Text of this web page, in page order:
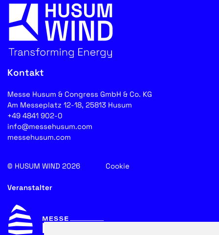
Kontakt
Messe Husum & Congress GmbH & Co. KG
Am Messeplatz 12-18, 25813 Husum
+49 4841 902-0
info@messehusum.com
messehusum.com
© HUSUM WIND 2026 Cookie
Veranstalter